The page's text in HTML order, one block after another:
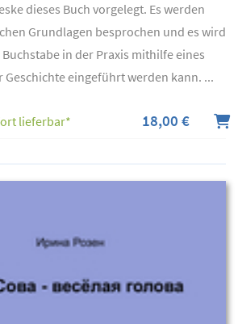
dieses Buch vorgelegt. Es werden
Grundlagen besprochen und es wird
in der Praxis mithilfe eines
eingeführt werden kann. ...
lieferbar* 18,00 €